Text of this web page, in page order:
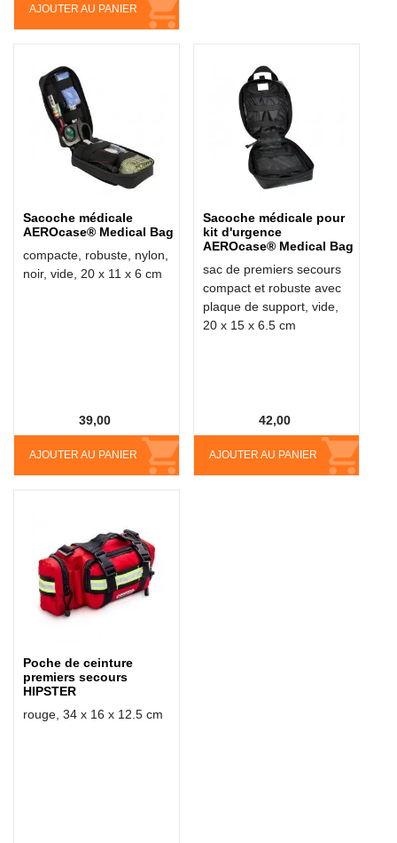
AJOUTER AU PANIER
Sacoche médicale
AEROcase® Medical Bag
compacte, robuste, nylon,
noir, vide, 20 x 11 x 6 cm
AJOUTER AU PANIER
39,00
Sacoche médicale pour
kit d'urgence
AEROcase® Medical Bag
sac de premiers secours
compact et robuste avec
plaque de support, vide,
20 x 15 x 6.5 cm
AJOUTER AU PANIER
42,00
Poche de ceinture
premiers secours
HIPSTER
rouge, 34 x 16 x 12.5 cm